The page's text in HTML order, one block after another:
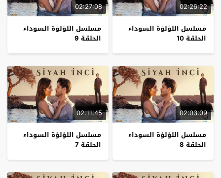
02:26:22
مسلسل اللؤلؤة السوداء
الحلقة 10
02:27:08
مسلسل اللؤلؤة السوداء
الحلقة 9
02:03:09
مسلسل اللؤلؤة السوداء
الحلقة 8
02:11:45
مسلسل اللؤلؤة السوداء
الحلقة 7